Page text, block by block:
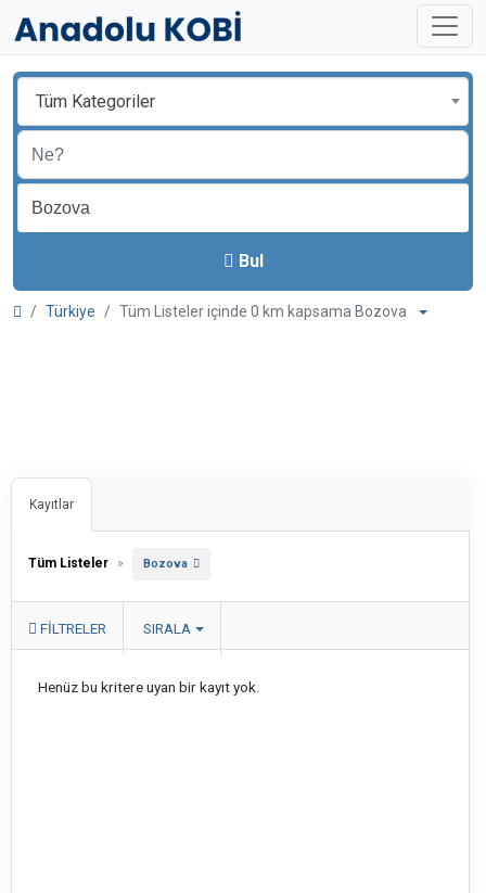
Tüm Kategoriler
Bul
Türkiye Tüm Listeler içinde 0 km kapsama Bozova
Kayıtlar
Tüm Listeler » Bozova
FILTRELER SIRALA
Henüz bu kritere uyan bir kayıt yok.